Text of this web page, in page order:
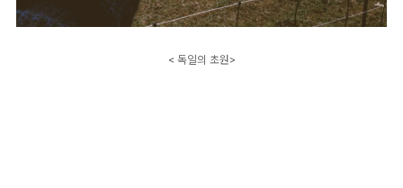
< 독일의 초원>